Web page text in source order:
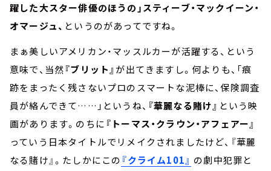
躍した大スター俳優のほうの」スティーブ・マックイーン・
オマージュ、 というのがあってですね。
まぁ美しいアメリカン・マッスルカーが活躍する、という
意味で、当然『ブリット』 が出てきますし。何よりも、「痕
跡をまったく残さないプロのスマートな泥棒に、保険調査
員が絡んできて……」というね、 『華麗なる賭け』 という映
画があります。のちに 『トーマス・クラウン・アフェアー』
っていう日本タイトルでリメイクされましたけど、『華麗
なる賭け』。たしかにこの 『クライム101』 の劇中犯罪と